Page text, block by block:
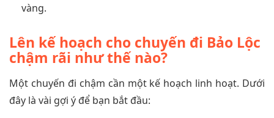
vàng.
Lên kế hoạch cho chuyến đi Bảo Lộc
chậm rãi như thế nào?
Một chuyến đi chậm cần một kế hoạch linh hoạt. Dưới
đây là vài gợi ý để bạn bắt đầu: